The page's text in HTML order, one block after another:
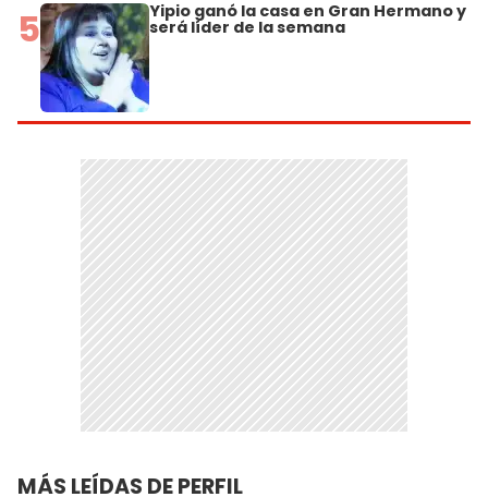
5 Yipio ganó la casa en Gran Hermano y
será líder de la semana
MÁS LEÍDAS DE PERFIL